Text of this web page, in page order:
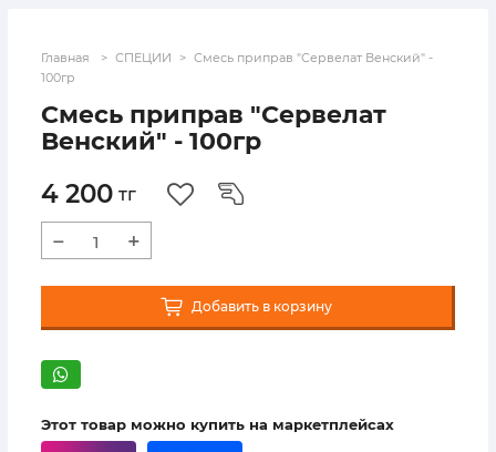
Главная СПЕЦИИ
Смесь приправ "Сервелат Венский" -
100гр
Смесь приправ "Сервелат
Венский" - 100гр
4 200 тг
− +
Добавить в корзину
Этот товар можно купить на маркетплейсах